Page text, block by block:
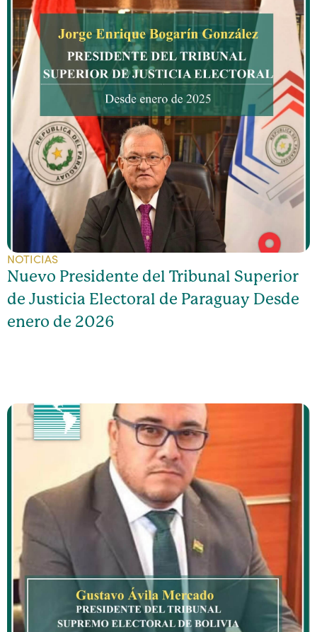
NOTICIAS
Nuevo Presidente del Tribunal Superior
de Justicia Electoral de Paraguay Desde
enero de 2026